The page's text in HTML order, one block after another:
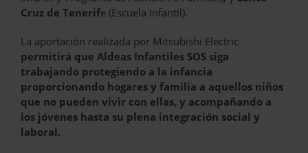
Cruz de Tenerife (Escuela Infantil).
La aportación realizada por Mitsubishi Electric
permitirá que Aldeas Infantiles SOS siga
trabajando protegiendo a la infancia
proporcionando hogares y familia a aquellos niños
que no pueden vivir con ellas, y acompañando a
los jóvenes hasta su plena integración social y
laboral.